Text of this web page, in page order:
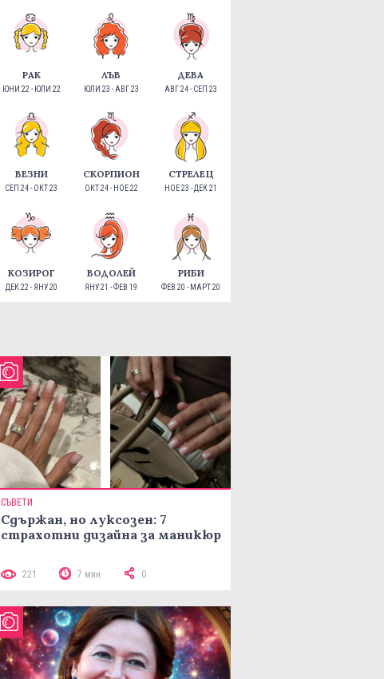
РАК
ЮНИ 22 - ЮЛИ 22
ЛЪВ
ЮЛИ 23 - АВГ 23
ДЕВА
АВГ 24 - СЕП 23
ВЕЗНИ
СЕП 24 - ОКТ 23
СКОРПИОН
ОКТ 24 - НОЕ 22
СТРЕЛЕЦ
НОЕ 23 - ДЕК 21
КОЗИРОГ
ДЕК 22 - ЯНУ 20
ВОДОЛЕЙ
ЯНУ 21 - ФЕВ 19
РИБИ
ФЕВ 20 - МАРТ 20
СЪВЕТИ
Сдържан, но луксозен: 7
страхотни дизайна за маникюр
221 7 мин 0